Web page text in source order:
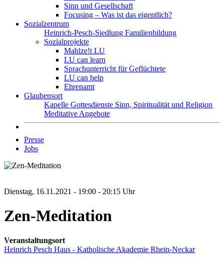
Sinn und Gesellschaft
Focusing – Was ist das eigentlich?
Sozialzentrum
Heinrich-Pesch-Siedlung Familienbildung
Sozialprojekte
Mahlze!t LU
LU can learn
Sprachunterricht für Geflüchtete
LU can help
Ehrenamt
Glaubensort
Kapelle Gottesdienste Sinn, Spiritualität und Religion
Meditative Angebote
Presse
Jobs
Dienstag, 16.11.2021 - 19:00 - 20:15 Uhr
Zen-Meditation
Veranstaltungsort
Heinrich Pesch Haus - Katholische Akademie Rhein-Neckar